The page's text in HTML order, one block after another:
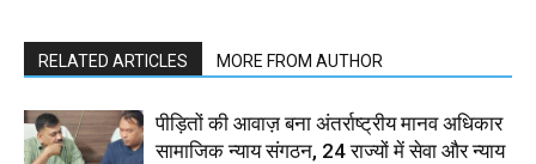
RELATED ARTICLES MORE FROM AUTHOR
पीड़ितों की आवाज़ बना अंतर्राष्ट्रीय मानव अधिकार
सामाजिक न्याय संगठन, 24 राज्यों में सेवा और न्याय